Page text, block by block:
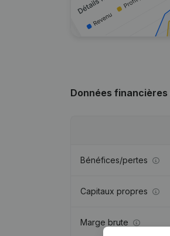
Données financières
Bénéfices/pertes
Capitaux propres
Marge brute